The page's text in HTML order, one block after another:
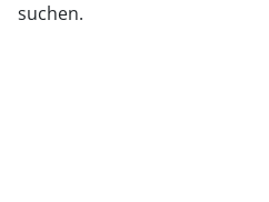
suchen.